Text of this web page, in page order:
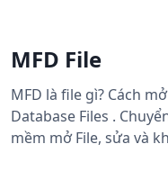
MFD File
MFD là file gì? Cách
Database Files .
mềm mở File, sửa và